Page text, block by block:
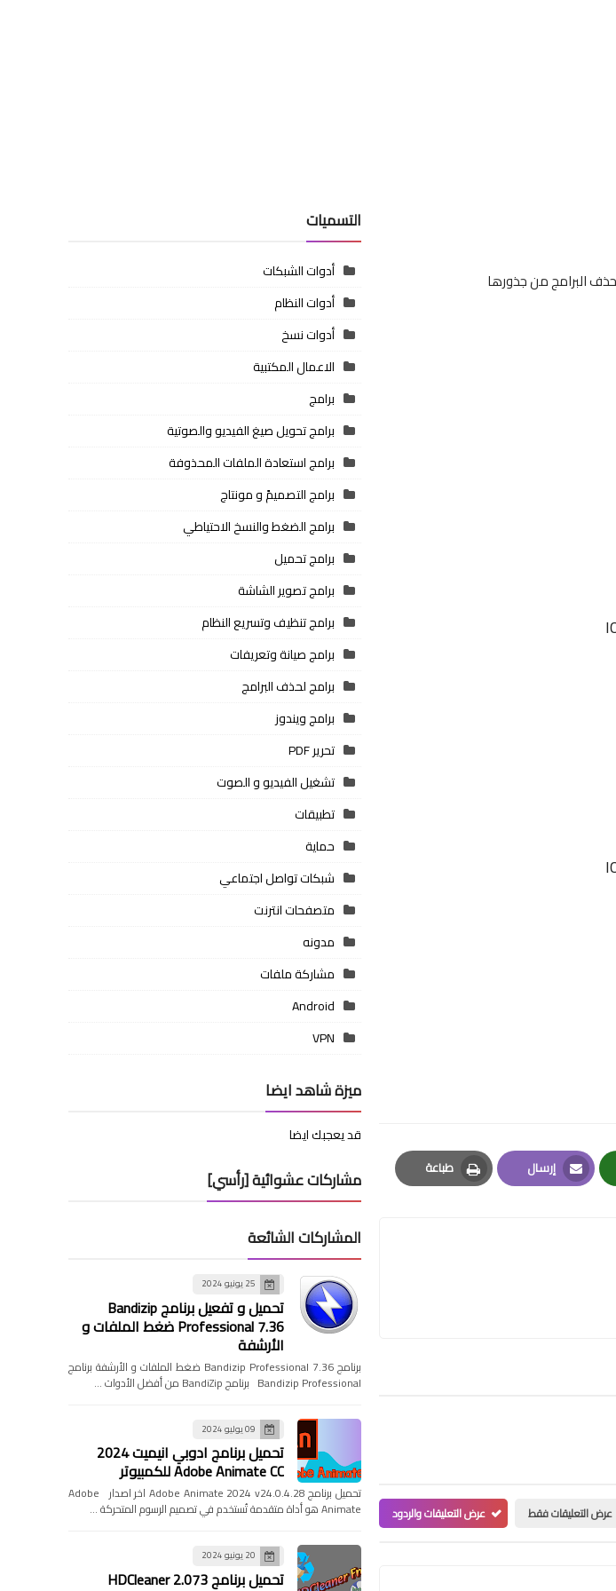
إرسال
Email
طباعة
Print
عرض التعليقات فقط عرض التعليقات والردود
التسميات
أدوات الشبكات
أدوات النظام
أدوات نسخ
الاعمال المكتبية
برامج
برامج تحويل صيغ الفيديو والصوتية
برامج استعادة الملفات المحذوفة
برامج التصميمً و مونتاج
برامج الضغط والنسخ الاحتياطي
برامج تحميل
برامج تصوير الشاشة
برامج تنظيف وتسريع النظام
برامج صيانة وتعريفات
برامج لحذف البرامج
برامج ويندوز
تحرير PDF
تشغيل الفيديو و الصوت
تطبيقات
حماية
شبكات تواصل اجتماعي
متصفحات انترنت
مدونه
مشاركة ملفات
Android
VPN
ميزة شاهد ايضا
قد يعجبك ايضا
مشاركات عشوائية [رأسي]
المشاركات الشائعة
25 يونيو 2024
تحميل و تفعيل برنامج Bandizip
Professional 7.36 ضغط الملفات و
الأرشفة
برنامج Bandizip Professional 7.36 ضغط الملفات و الأرشفة برنامج
Bandizip Professional برنامج BandiZip من أفضل الأدوات …
09 يوليو 2024
تحميل برنامج ادوبي انيميت 2024
Adobe Animate CC للكمبيوتر
تحميل برنامج Adobe Animate 2024 v24.0.4.28 اخر اصدار Adobe
Animate هو أداة متقدمة تُستخدم في تصميم الرسوم المتحركة …
20 يونيو 2024
تحميل برنامج HDCleaner 2.073